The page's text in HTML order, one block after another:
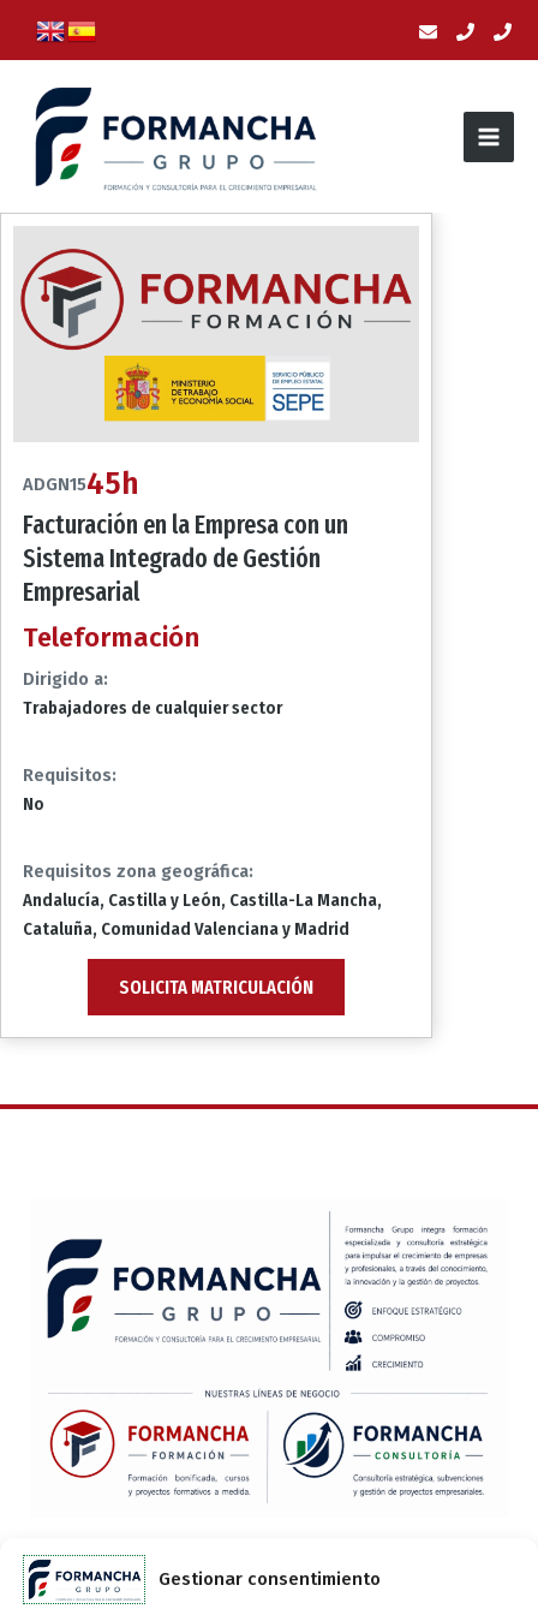
Gestionar consentimiento
ADGN1545h
Facturación en la Empresa con un
Sistema Integrado de Gestión
Empresarial
Teleformación
Dirigido a:
Trabajadores de cualquier sector
Requisitos:
No
Requisitos zona geográfica:
Andalucía, Castilla y León, Castilla-La Mancha,
Cataluña, Comunidad Valenciana y Madrid
SOLICITA MATRICULACIÓN
CONTACTO: